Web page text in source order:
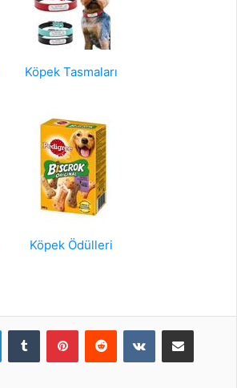
Köpek Tasmaları
Köpek Ödülleri
LinkedInTumblr PinterestReddit VKontakteE-Posta ile paylaş